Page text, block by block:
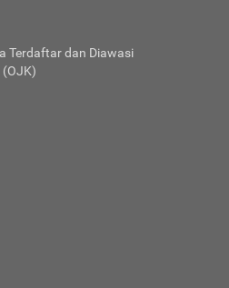
Terdaftar dan Diawasi